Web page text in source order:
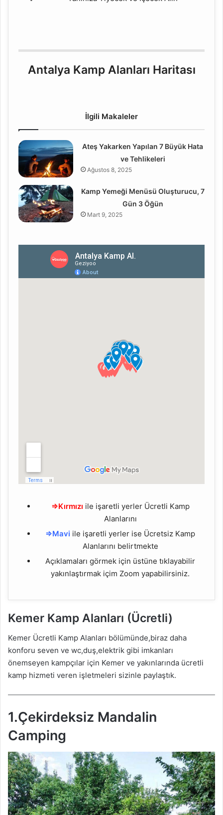
Antalya Kamp Alanları Haritası
İlgili Makaleler
Ateş Yakarken Yapılan 7 Büyük Hata
ve Tehlikeleri
Ağustos 8, 2025
Kamp Yemeği Menüsü Oluşturucu, 7
Gün 3 Öğün
Mart 9, 2025
⇒Kırmızı ile işaretli yerler Ücretli Kamp
Alanlarını
⇒Mavi ile işaretli yerler ise Ücretsiz Kamp
Alanlarını belirtmekte
Açıklamaları görmek için üstüne tıklayabilir
yakınlaştırmak içim Zoom yapabilirsiniz.
Kemer Kamp Alanları (Ücretli)
Kemer Ücretli Kamp Alanları bölümünde,biraz daha
konforu seven ve wc,duş,elektrik gibi imkanları
önemseyen kampçılar için Kemer ve yakınlarında ücretli
kamp hizmeti veren işletmeleri sizinle paylaştık.
1.Çekirdeksiz Mandalin
Camping